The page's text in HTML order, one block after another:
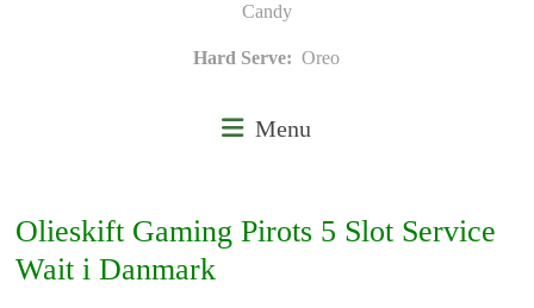
Candy
Hard Serve: Oreo
Menu
Olieskift Gaming Pirots 5 Slot Service
Wait i Danmark